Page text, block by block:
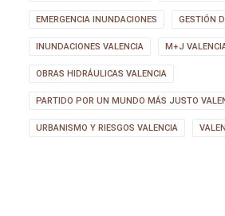
EMERGENCIA INUNDACIONES GESTIÓN
INUNDACIONES VALENCIA M+J
OBRAS HIDRÁULICAS VALENCIA
PARTIDO POR UN MUNDO MÁS JUSTO
URBANISMO Y RIESGOS VALENCIA